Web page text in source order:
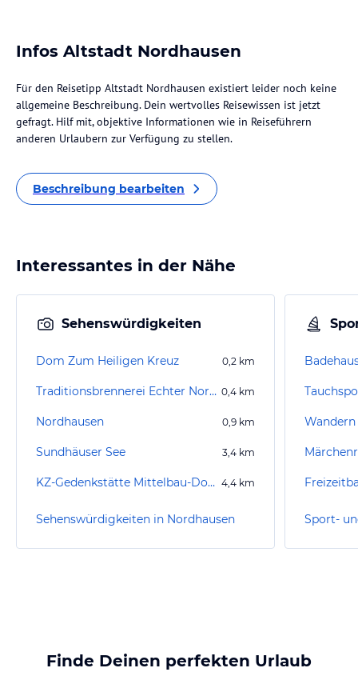
Infos Altstadt Nordhausen
Für den Reisetipp Altstadt Nordhausen existiert leider noch keine
allgemeine Beschreibung. Dein wertvolles Reisewissen ist jetzt
gefragt. Hilf mit, objektive Informationen wie in Reiseführern
anderen Urlaubern zur Verfügung zu stellen.
Beschreibung bearbeiten
Interessantes in der Nähe
Sehenswürdigkeiten
Dom Zum Heiligen Kreuz 0,2 km
Traditionsbrennerei Echter Nordhäuser 0,4 km
Nordhausen 0,9 km
Sundhäuser See 3,4 km
KZ-Gedenkstätte Mittelbau-Dora 4,4 km
Sehenswürdigkeiten in Nordhausen
Finde Deinen perfekten Urlaub